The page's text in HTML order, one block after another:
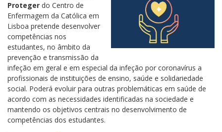
Proteger do Centro de
Enfermagem da Católica em
Lisboa pretende desenvolver
competências nos
estudantes, no âmbito da
prevenção e transmissão da
infeção em geral e em especial da infeção por coronavírus a
profissionais de instituições de ensino, saúde e solidariedade
social. Poderá evoluir para outras problemáticas em saúde de
acordo com as necessidades identificadas na sociedade e
mantendo os objetivos centrais no desenvolvimento de
competências dos estudantes.